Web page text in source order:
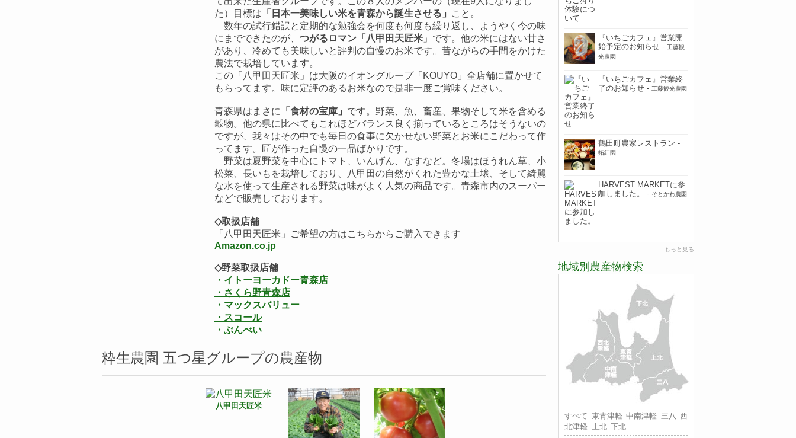
た）目標は 「日本一美味しい米を青森から誕生させる」
こと。
数年の試行錯誤と定期的な勉強会を何度も何度も繰り返し、ようやく今の味
にまでできたのが、 つがるロマン「八甲田天匠米 」です。他の米にはない甘さ
があり、冷めても美味しいと評判の自慢のお米です。昔ながらの手間をかけた
農法で栽培しています。
この「八甲田天匠米」は大阪のイオングループ「KOUYO」全店舗に置かせて
もらってます。味に定評のあるお米なので是非一度ご賞味ください。
青森県はまさに 「食材の宝庫」 です。野菜、魚、畜産、果物そして米を含める
穀物。他の県に比べてもこれほどバランス良く揃っているところはそうないの
ですが、我々はその中でも毎日の食事に欠かせない野菜とお米にこだわって作
ってます。匠が作った自慢の一品ばかりです。
野菜は夏野菜を中心にトマト、いんげん、なすなど。冬場はほうれん草、小
松菜、長いもを栽培しており、八甲田の自然がくれた豊かな土壌、そして綺麗
な水を使って生産される野菜は味がよく人気の商品です。青森市内のスーパー
などで販売しております。
◇取扱店舗
「八甲田天匠米」ご希望の方はこちらからご購入できます
Amazon.co.jp
◇野菜取扱店舗
・イトーヨーカドー青森店
・さくら野青森店
・マックスバリュー
・スコール
・ぶんべい
粋生農園 五つ星グループの農産物
八甲田天匠米
『いちごカフェ』営業開
始予定のお知らせ - 工藤観
光農園
『いちごカフェ』営業終
了のお知らせ - 工藤観光農園
鶴田町農家レストラン -
拓紅園
HARVEST MARKETに参
加しました。
- そとかわ農園
もっと見る
地域別農産物検索
すべて 東青津軽 中南津軽 三八 西
北津軽
上北 下北